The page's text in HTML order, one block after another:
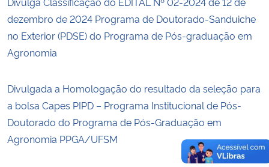
dezembro de 2024 Programa de Doutorado-Sanduiche
no Exterior (PDSE) do Programa de Pós-graduação em
Agronomia
Divulgada a Homologação do resultado da seleção para
a bolsa Capes PIPD – Programa Institucional de Pós-
Doutorado do Programa de Pós-Graduação em
Agronomia PPGA/UFSM